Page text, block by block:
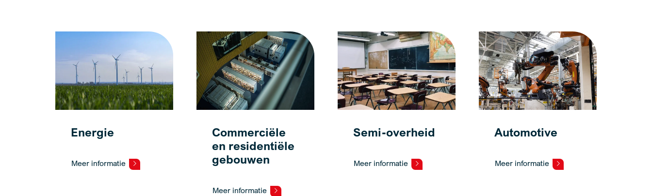
Energie
Meer informatie
Commerciële
en residentiële
gebouwen
Meer informatie
Semi-overheid
Meer informatie
Automotive
Meer informatie